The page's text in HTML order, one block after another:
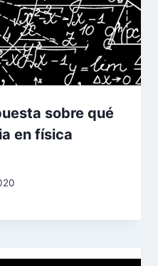
sobre qué
en física